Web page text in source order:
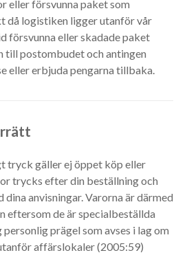
eller försvunna paket som
då logistiken ligger utanför vår
försvunna eller skadade paket
till postombudet och antingen
eller erbjuda pengarna tillbaka.
tryck gäller ej öppet köp eller
trycks efter din beställning och
anvisningar. Varorna är därmed
eftersom de är specialbeställda
prägel som avses i lag om
affärslokaler (2005:59)